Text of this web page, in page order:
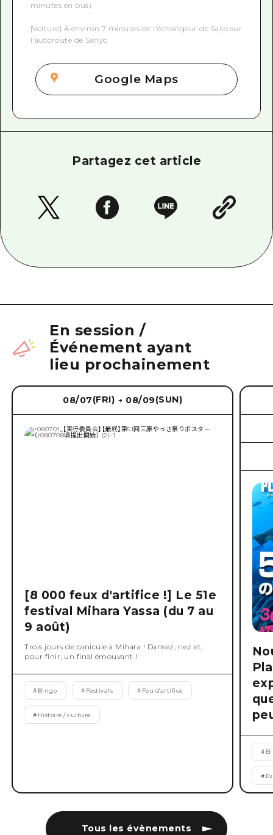
minutes en bus)
[Voiture] À environ 7 minutes de l'échangeur de Saijo sur
l'autoroute de Sanyo
Google Maps
Partagez cet article
En session /
Événement ayant
lieu prochainement
Tous les évènements
08/07(FRI) → 08/09(SUN)
[8 000 feux d'artifice !] Le 51e
festival Mihara Yassa (du 7 au
9 août)
Trois jours de canicule à Mihara ! Dansez, riez et,
pour finir, un final émouvant !
# Bingo # Festivals # Feu d'artifice
# Histoire / culture
#
#